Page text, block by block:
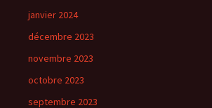
janvier 2024
décembre 2023
novembre 2023
octobre 2023
septembre 2023